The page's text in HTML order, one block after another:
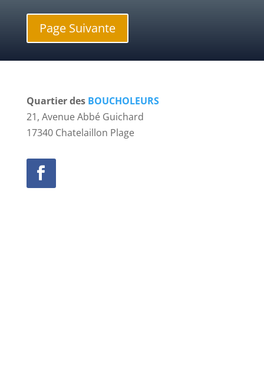
Page Suivante
Quartier des BOUCHOLEURS
21, Avenue Abbé Guichard
17340 Chatelaillon Plage